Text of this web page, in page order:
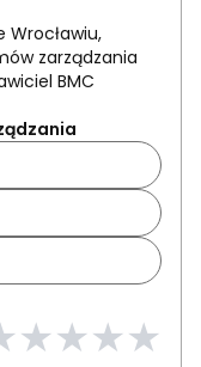
Wrocławiu,
zarządzania
BMC
★★★★